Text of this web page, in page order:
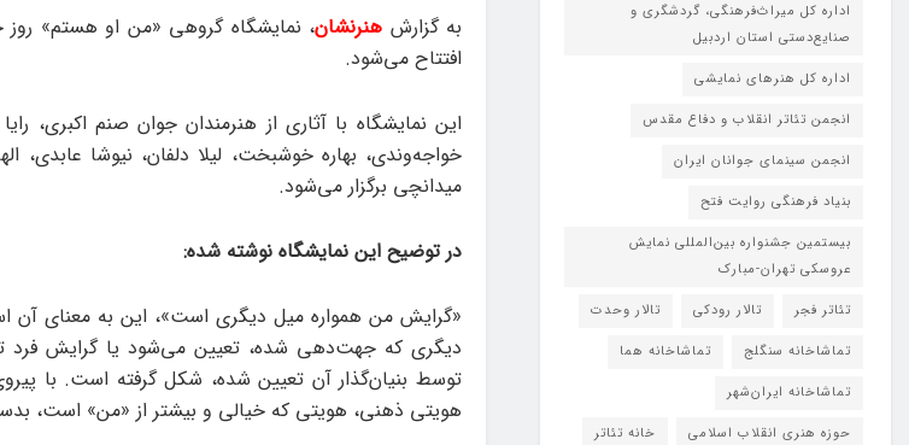
به گزارش هنرنشان
افتتاح می‌شود.
این نمایشگاه با آثاری از هنرمندان جوان صنم اکبری،
خواجه‌وندی، بهاره خوشبخت، لیلا دلفان، نیوشا عابدی،
میدانچی برگزار می‌شود.
در توضیح این نمایشگاه نوشته شده:
«گرایش من همواره میل دیگری است»، این به معنای
دیگری که جهت‌دهی شده، تعیین می‌شود یا گرایش فرد
توسط بنیان‌گذار آن تعیین شده، شکل گرفته است. با پیروی
هویتی ذهنی، هویتی که خیالی و بیشتر از «من» است،
اداره کل میراث‌فرهنگی، گردشگری و
صنایع‌دستی استان اردبیل
اداره کل هنرهای نمایشی
انجمن تئاتر انقلاب و دفاع مقدس
انجمن سینمای جوانان ایران
بنیاد فرهنگی روایت فتح
بیستمین جشنواره بین‌المللی نمایش
عروسکی تهران-مبارک
تئاتر فجر
تالار رودکی
تالار وحدت
تماشاخانه سنگلج
تماشاخانه هما
تماشاخانه‌ ایران‌شهر
حوزه هنری انقلاب اسلامی
خانه تئاتر